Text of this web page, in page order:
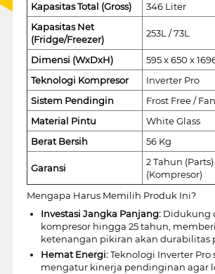
Kapasitas Total (Gross)
346 Liter
Kapasitas Net
(Fridge/Freezer)
253L / 73L
Dimensi (WxDxH)
595 x 650 x
Teknologi Kompresor
Inverter Pro
Sistem Pendingin
Frost Free /
Material Pintu
White Glass
Berat Bersih
56 Kg
Garansi
2 Tahun
(Kompresor)
Mengapa Harus Memilih Produk Ini?
Investasi Jangka Panjang:Didukung
kompresor hingga 25 tahun,
ketenangan pikiran akan durabilitas
Hemat Energi:Teknologi Inverter Pro
mengatur kinerja pendinginan agar